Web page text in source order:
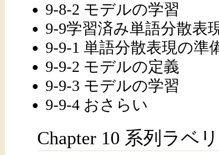
9-8-2 モデルの学習
9-9学習済み単語分散表
9-9-1 単語分散表現の準
9-9-2 モデルの定義
9-9-3 モデルの学習
9-9-4 おさらい
Chapter 10 系列ラベ